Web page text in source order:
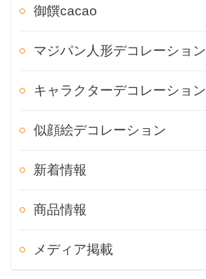
御饌cacao
マジパン人形デコレーション
キャラクターデコレーション
似顔絵デコレーション
新着情報
商品情報
メディア掲載